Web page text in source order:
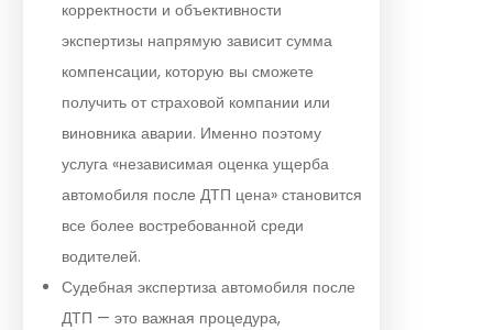
корректности и объективности
экспертизы напрямую зависит сумма
компенсации, которую вы сможете
получить от страховой компании или
виновника аварии. Именно поэтому
услуга «независимая оценка ущерба
автомобиля после ДТП цена» становится
все более востребованной среди
водителей.
Судебная экспертиза автомобиля после
ДТП — это важная процедура,